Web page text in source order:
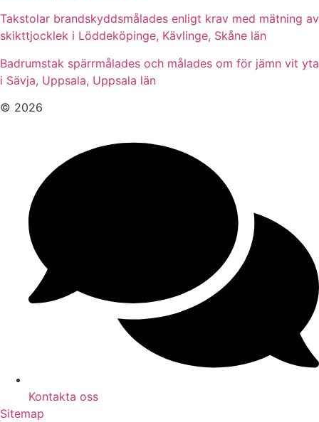
Takstolar brandskyddsmålades enligt krav med mätning av
skikttjocklek i Löddeköpinge, Kävlinge, Skåne län
Badrumstak spärrmålades och målades om för jämn vit yta
i Sävja, Uppsala, Uppsala län
© 2026
Kontakta oss
Sitemap